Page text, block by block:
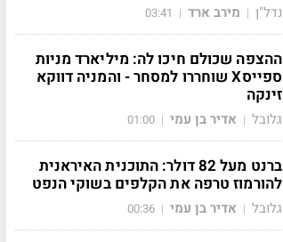
נדל"ן | מירב ארד |
03:41
ההצפה שכולם חיכו לה: מיליארד מניות
ספייסX שוחררו למסחר - והמניה דווקא
זינקה
גלובל | אדיר בן עמי |
01:00
ברנט מעל 82 דולר: התוכנית האיראנית
להורמוז טרפה את הקלפים בשוקי הנפט
גלובל | אדיר בן עמי |
00:36